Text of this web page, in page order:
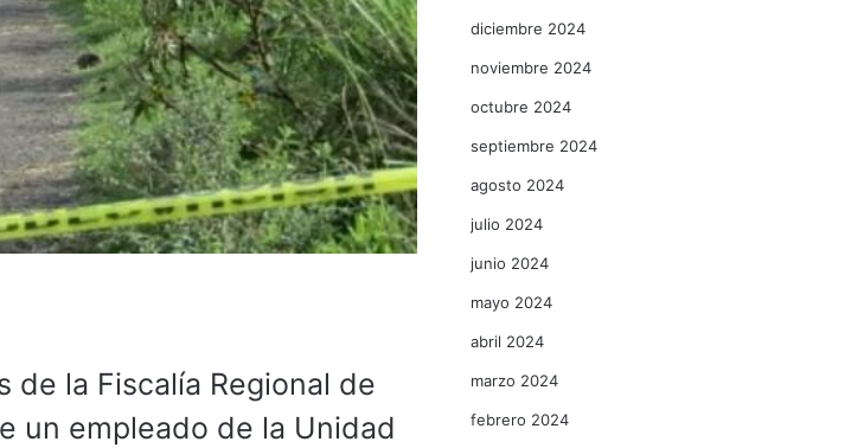
de la Fiscalía Regional de
un empleado de la Unidad
diciembre 2024
noviembre 2024
octubre 2024
septiembre 2024
agosto 2024
julio 2024
junio 2024
mayo 2024
abril 2024
marzo 2024
febrero 2024